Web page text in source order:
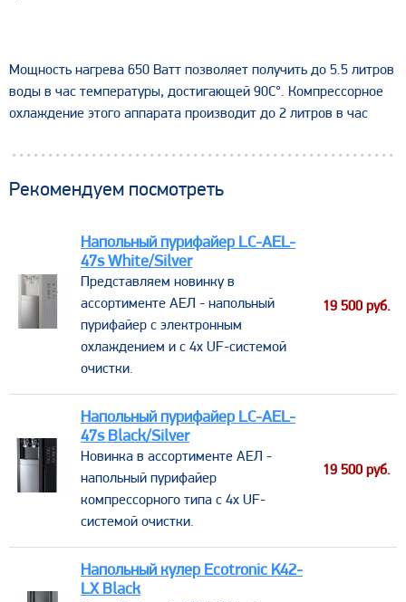
Мощность нагрева 650 Ватт позволяет получить до 5.5 литров
воды в час температуры, достигающей 90С°. Компрессорное
охлаждение этого аппарата производит до 2 литров в час
Рекомендуем посмотреть
Напольный пурифайер LС-AEL-
47s White/Silver
​Представляем новинку в
ассортименте АЕЛ - напольный
пурифайер c электронным
охлаждением и с 4х UF-системой
очистки.
19 500 руб.
Напольный пурифайер LС-AEL-
47s Black/Silver
Новинка в ассортименте АЕЛ -
напольный пурифайер
компрессорного типа с 4х UF-
системой очистки.
19 500 руб.
Напольный кулер Ecotronic K42-
LX Black